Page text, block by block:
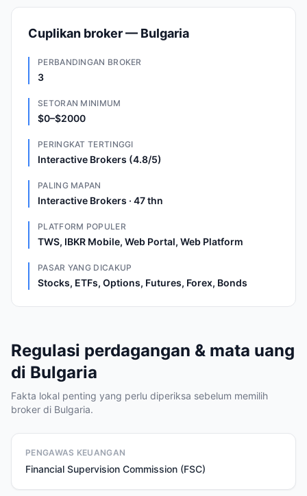
Cuplikan broker — Bulgaria
PERBANDINGAN BROKER
3
SETORAN MINIMUM
$0–$2000
PERINGKAT TERTINGGI
Interactive Brokers (4.8/5)
PALING MAPAN
Interactive Brokers · 47 thn
PLATFORM POPULER
TWS, IBKR Mobile, Web Portal, Web Platform
PASAR YANG DICAKUP
Stocks, ETFs, Options, Futures, Forex, Bonds
Regulasi perdagangan & mata uang
di Bulgaria
Fakta lokal penting yang perlu diperiksa sebelum memilih
broker di Bulgaria.
PENGAWAS KEUANGAN
Financial Supervision Commission (FSC)